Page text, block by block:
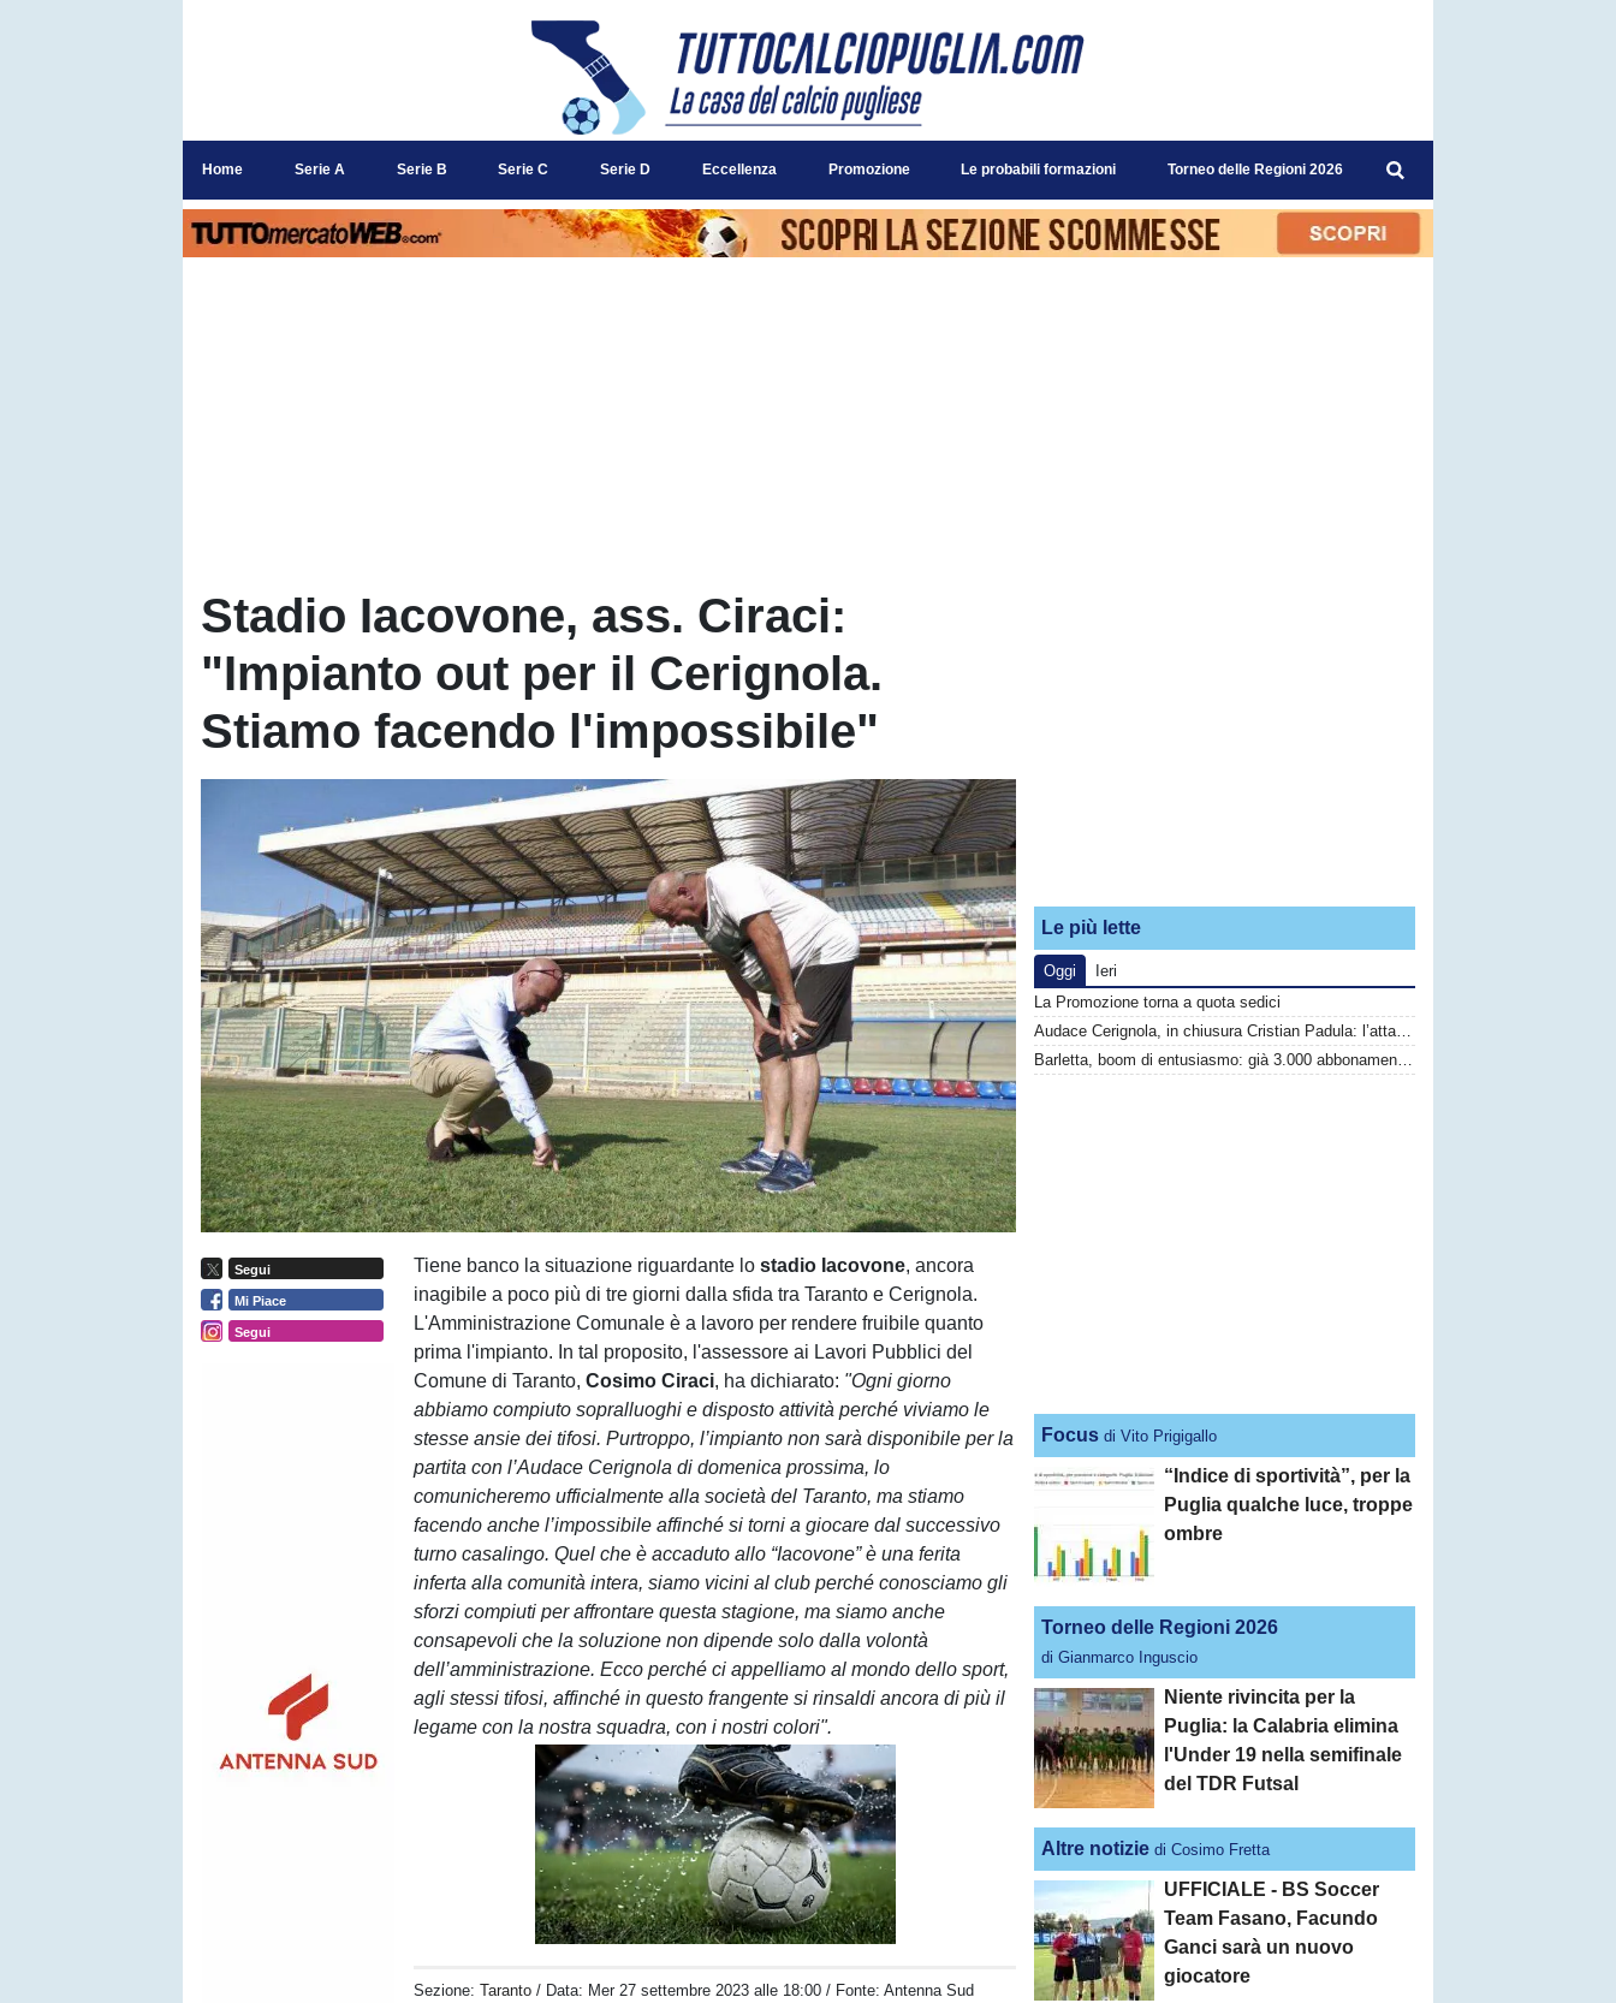
Home Serie A Serie B Serie C Serie D Eccellenza Promozione Le probabili formazioni Torneo delle Regioni 2026
Stadio Iacovone, ass. Ciraci:
"Impianto out per il Cerignola.
Stiamo facendo l'impossibile"
Segui
Mi Piace
Segui
Tiene banco la situazione riguardante lostadio Iacovone, ancora
inagibile a poco più di tre giorni dalla sfida tra Taranto e Cerignola.
L'Amministrazione Comunale è a lavoro per rendere fruibile quanto
prima l'impianto. In tal proposito, l'assessore ai Lavori Pubblici del
Comune di Taranto,Cosimo Ciraci, ha dichiarato: "Ogni giorno
abbiamo compiuto sopralluoghi e disposto attività perché viviamo le
stesse ansie dei tifosi. Purtroppo, l’impianto non sarà disponibile per la
partita con l’Audace Cerignola di domenica prossima, lo
comunicheremo ufficialmente alla società del Taranto, ma stiamo
facendo anche l’impossibile affinché si torni a giocare dal successivo
turno casalingo. Quel che è accaduto allo “Iacovone” è una ferita
inferta alla comunità intera, siamo vicini al club perché conosciamo gli
sforzi compiuti per affrontare questa stagione, ma siamo anche
consapevoli che la soluzione non dipende solo dalla volontà
dell’amministrazione. Ecco perché ci appelliamo al mondo dello sport,
agli stessi tifosi, affinché in questo frangente si rinsaldi ancora di più il
legame con la nostra squadra, con i nostri colori".
Unmute
Loaded:
100.00%
Sezione:Taranto / Data: Mer 27 settembre 2023 alle 18:00 / Fonte: Antenna Sud
Le più lette
Oggi
Ieri
La Promozione torna a quota sedici
Audace Cerignola, in chiusura Cristian Padula: l’attaccante del Torino arriva in prestito
Barletta, boom di entusiasmo: già 3.000 abbonamenti sottoscritti per la Serie C
Focus di Vito Prigigallo
“Indice di sportività”, per la
Puglia qualche luce, troppe
ombre
Torneo delle Regioni 2026
di Gianmarco Inguscio
Niente rivincita per la
Puglia: la Calabria elimina
l'Under 19 nella semifinale
del TDR Futsal
Altre notizie di Cosimo Fretta
UFFICIALE - BS Soccer
Team Fasano, Facundo
Ganci sarà un nuovo
giocatore